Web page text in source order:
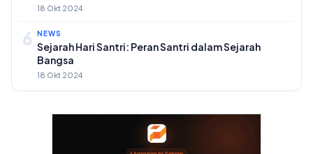
18 Okt 2024
6 NEWS
Sejarah Hari Santri: Peran Santri dalam Sejarah
Bangsa
18 Okt 2024